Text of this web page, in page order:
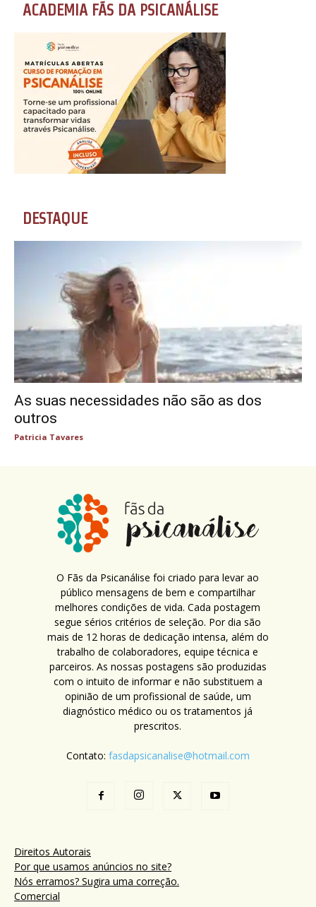
ACADEMIA FÃS DA PSICANÁLISE
DESTAQUE
As suas necessidades não são as dos
outros
Patricia Tavares
O Fãs da Psicanálise foi criado para levar ao
público mensagens de bem e compartilhar
melhores condições de vida. Cada postagem
segue sérios critérios de seleção. Por dia são
mais de 12 horas de dedicação intensa, além do
trabalho de colaboradores, equipe técnica e
parceiros. As nossas postagens são produzidas
com o intuito de informar e não substituem a
opinião de um profissional de saúde, um
diagnóstico médico ou os tratamentos já
prescritos.
Contato: fasdapsicanalise@hotmail.com
Direitos Autorais
Por que usamos anúncios no site?
Nós erramos? Sugira uma correção.
Comercial